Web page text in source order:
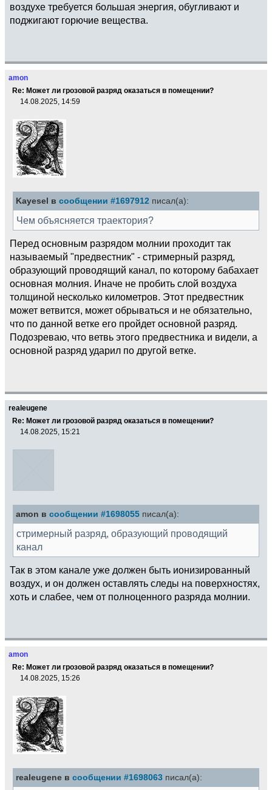
воздухе требуется большая энергия, обугливают и
поджигают горючие вещества.
amon
Re: Может ли грозовой разряд оказаться в помещении?
14.08.2025, 14:59
Kayesel в сообщении #1697912 писал(а):
Чем объясняется траектория?
Перед основным разрядом молнии проходит так
называемый "предвестник" - стримерный разряд,
образующий проводящий канал, по которому бабахает
основная молния. Иначе не пробить слой воздуха
толщиной несколько километров. Этот предвестник
может ветвится, может обрываться и не обязательно,
что по данной ветке его пройдет основной разряд.
Подозреваю, что ветвь этого предвестника и видели, а
основной разряд ударил по другой ветке.
realeugene
Re: Может ли грозовой разряд оказаться в помещении?
14.08.2025, 15:21
amon в сообщении #1698055 писал(а):
стримерный разряд, образующий проводящий
канал
Так в этом канале уже должен быть ионизированный
воздух, и он должен оставлять следы на поверхностях,
хоть и слабее, чем от полноценного разряда молнии.
amon
Re: Может ли грозовой разряд оказаться в помещении?
14.08.2025, 15:26
realeugene в сообщении #1698063 писал(а):